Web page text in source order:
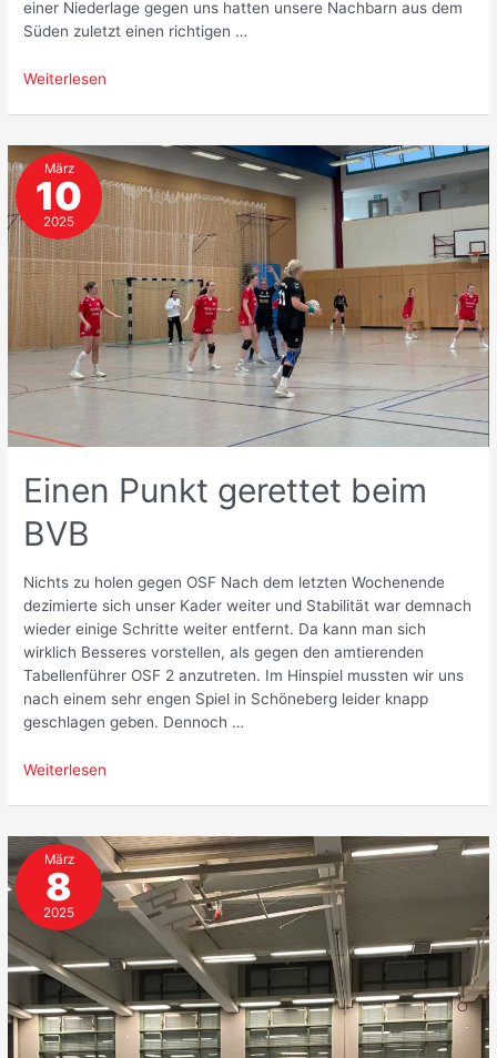
einer Niederlage gegen uns hatten unsere Nachbarn aus dem
Süden zuletzt einen richtigen …
Moral
Lichtenrade
Weiterlesen
März
10
2025
Einen Punkt gerettet beim
BVB
Nichts zu holen gegen OSF Nach dem letzten Wochenende
dezimierte sich unser Kader weiter und Stabilität war demnach
wieder einige Schritte weiter entfernt. Da kann man sich
wirklich Besseres vorstellen, als gegen den amtierenden
Tabellenführer OSF 2 anzutreten. Im Hinspiel mussten wir uns
nach einem sehr engen Spiel in Schöneberg leider knapp
geschlagen geben. Dennoch …
Einen
beim
BVB
Weiterlesen
März
8
2025